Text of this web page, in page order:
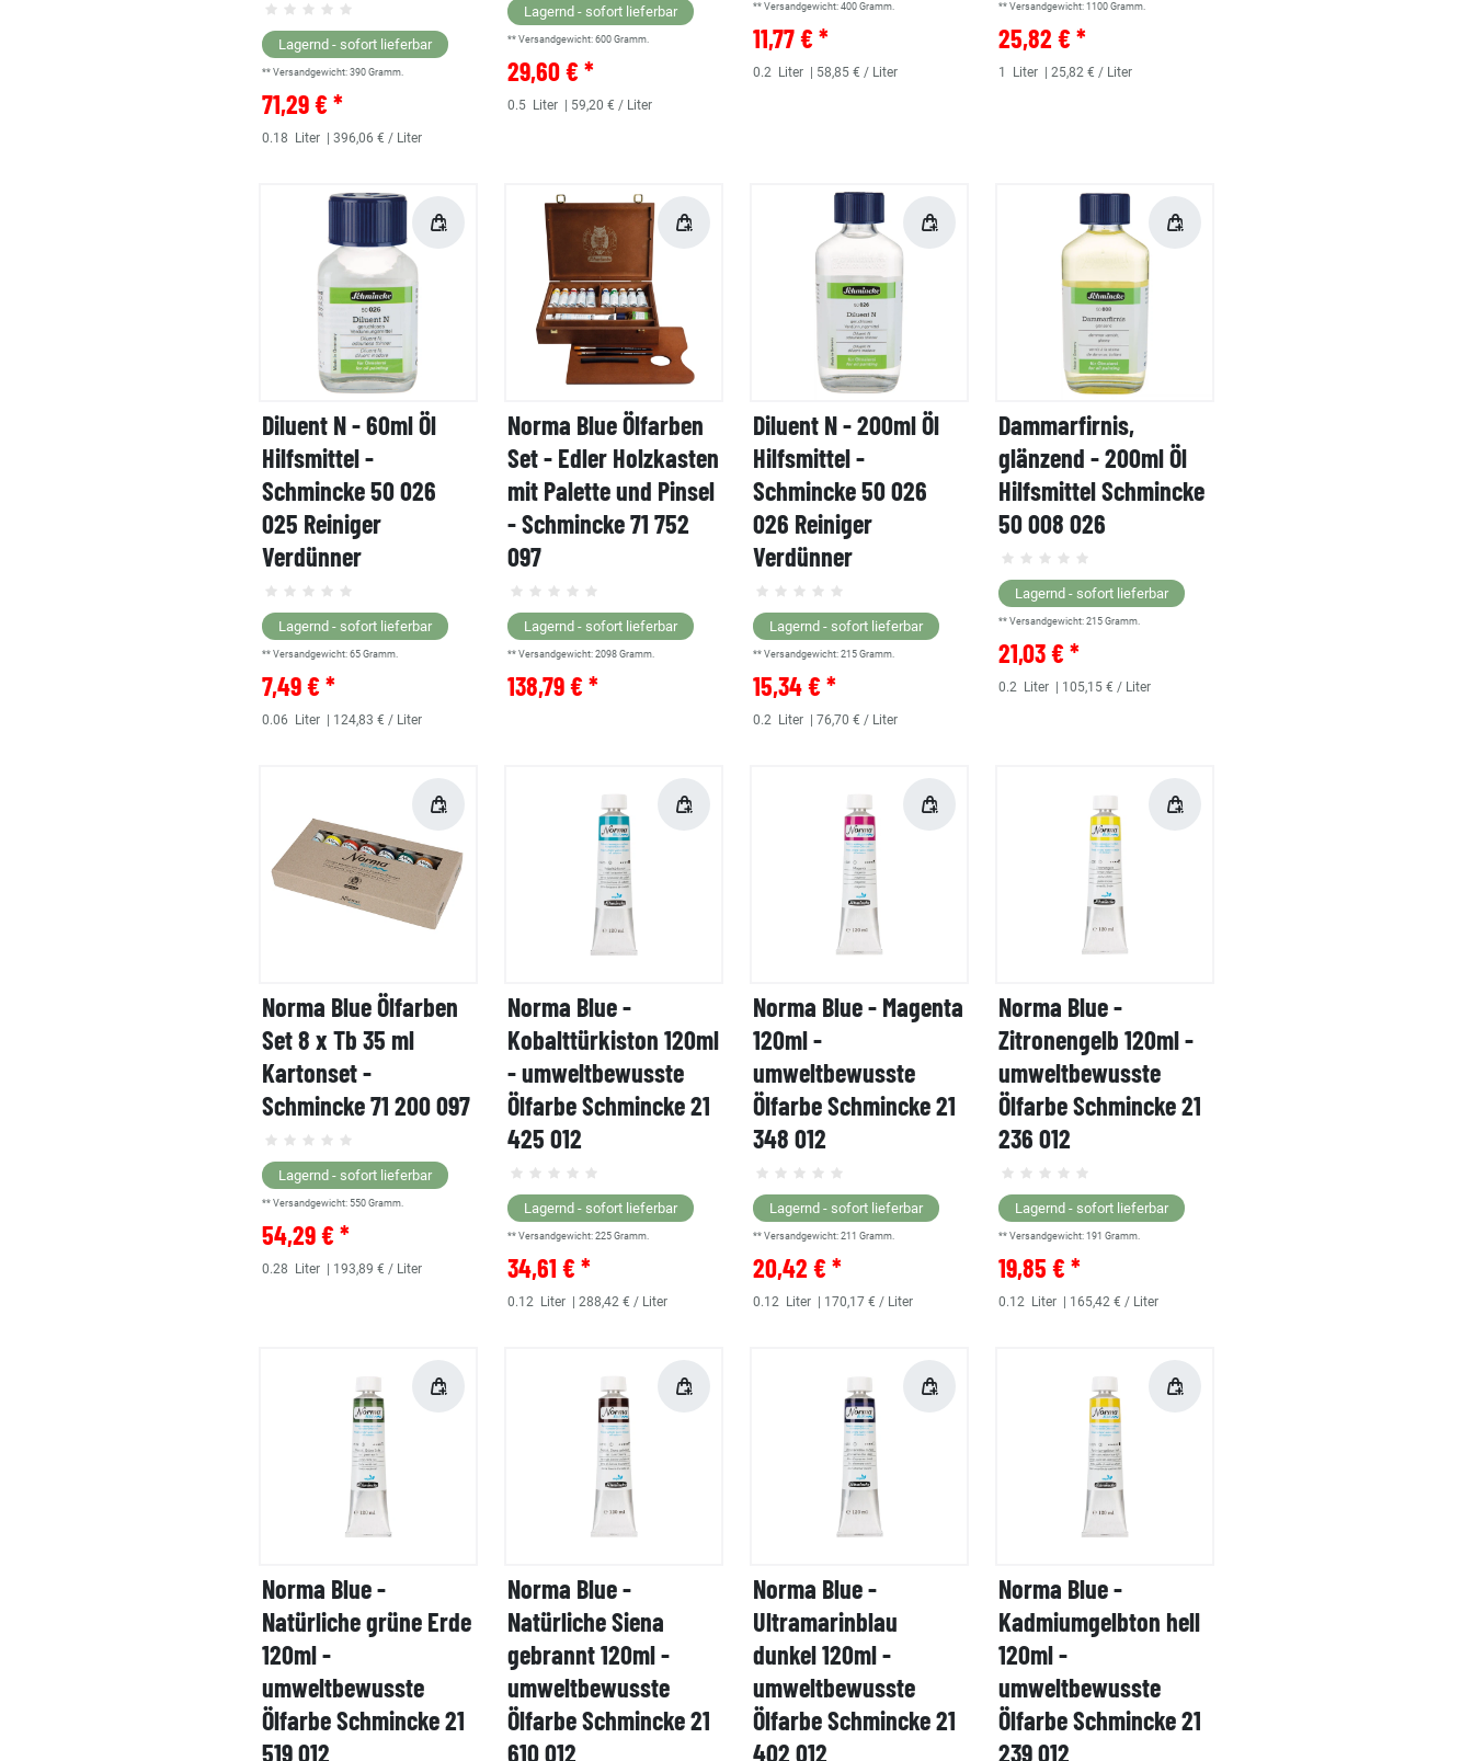
Lagernd - sofort lieferbar
** Versandgewicht: 390 Gramm.
71,29 € *
0.18 Liter | 396,06 € / Liter
Lagernd - sofort lieferbar
** Versandgewicht: 600 Gramm.
29,60 € *
0.5 Liter | 59,20 € / Liter
** Versandgewicht: 400 Gramm.
11,77 € *
0.2 Liter | 58,85 € / Liter
** Versandgewicht: 1100 Gramm.
25,82 € *
1 Liter | 25,82 € / Liter
Diluent N - 60ml Öl
Hilfsmittel -
Schmincke 50 026
025 Reiniger
Verdünner
Lagernd - sofort lieferbar
** Versandgewicht: 65 Gramm.
7,49 € *
0.06 Liter | 124,83 € / Liter
Norma Blue Ölfarben
Set - Edler Holzkasten
mit Palette und Pinsel
- Schmincke 71 752
097
Lagernd - sofort lieferbar
** Versandgewicht: 2098 Gramm.
138,79 € *
Diluent N - 200ml Öl
Hilfsmittel -
Schmincke 50 026
026 Reiniger
Verdünner
Lagernd - sofort lieferbar
** Versandgewicht: 215 Gramm.
15,34 € *
0.2 Liter | 76,70 € / Liter
Dammarfirnis,
glänzend - 200ml Öl
Hilfsmittel Schmincke
50 008 026
Lagernd - sofort lieferbar
** Versandgewicht: 215 Gramm.
21,03 € *
0.2 Liter | 105,15 € / Liter
Norma Blue Ölfarben
Set 8 x Tb 35 ml
Kartonset -
Schmincke 71 200 097
Lagernd - sofort lieferbar
** Versandgewicht: 550 Gramm.
54,29 € *
0.28 Liter | 193,89 € / Liter
Norma Blue -
Kobalttürkiston 120ml
- umweltbewusste
Ölfarbe Schmincke 21
425 012
Lagernd - sofort lieferbar
** Versandgewicht: 225 Gramm.
34,61 € *
0.12 Liter | 288,42 € / Liter
Norma Blue - Magenta
120ml -
umweltbewusste
Ölfarbe Schmincke 21
348 012
Lagernd - sofort lieferbar
** Versandgewicht: 211 Gramm.
20,42 € *
0.12 Liter | 170,17 € / Liter
Norma Blue -
Zitronengelb 120ml -
umweltbewusste
Ölfarbe Schmincke 21
236 012
Lagernd - sofort lieferbar
** Versandgewicht: 191 Gramm.
19,85 € *
0.12 Liter | 165,42 € / Liter
Norma Blue -
Natürliche grüne Erde
120ml -
umweltbewusste
Ölfarbe Schmincke 21
519 012
Norma Blue -
Natürliche Siena
gebrannt 120ml -
umweltbewusste
Ölfarbe Schmincke 21
610 012
Norma Blue -
Ultramarinblau
dunkel 120ml -
umweltbewusste
Ölfarbe Schmincke 21
402 012
Norma Blue -
Kadmiumgelbton hell
120ml -
umweltbewusste
Ölfarbe Schmincke 21
239 012